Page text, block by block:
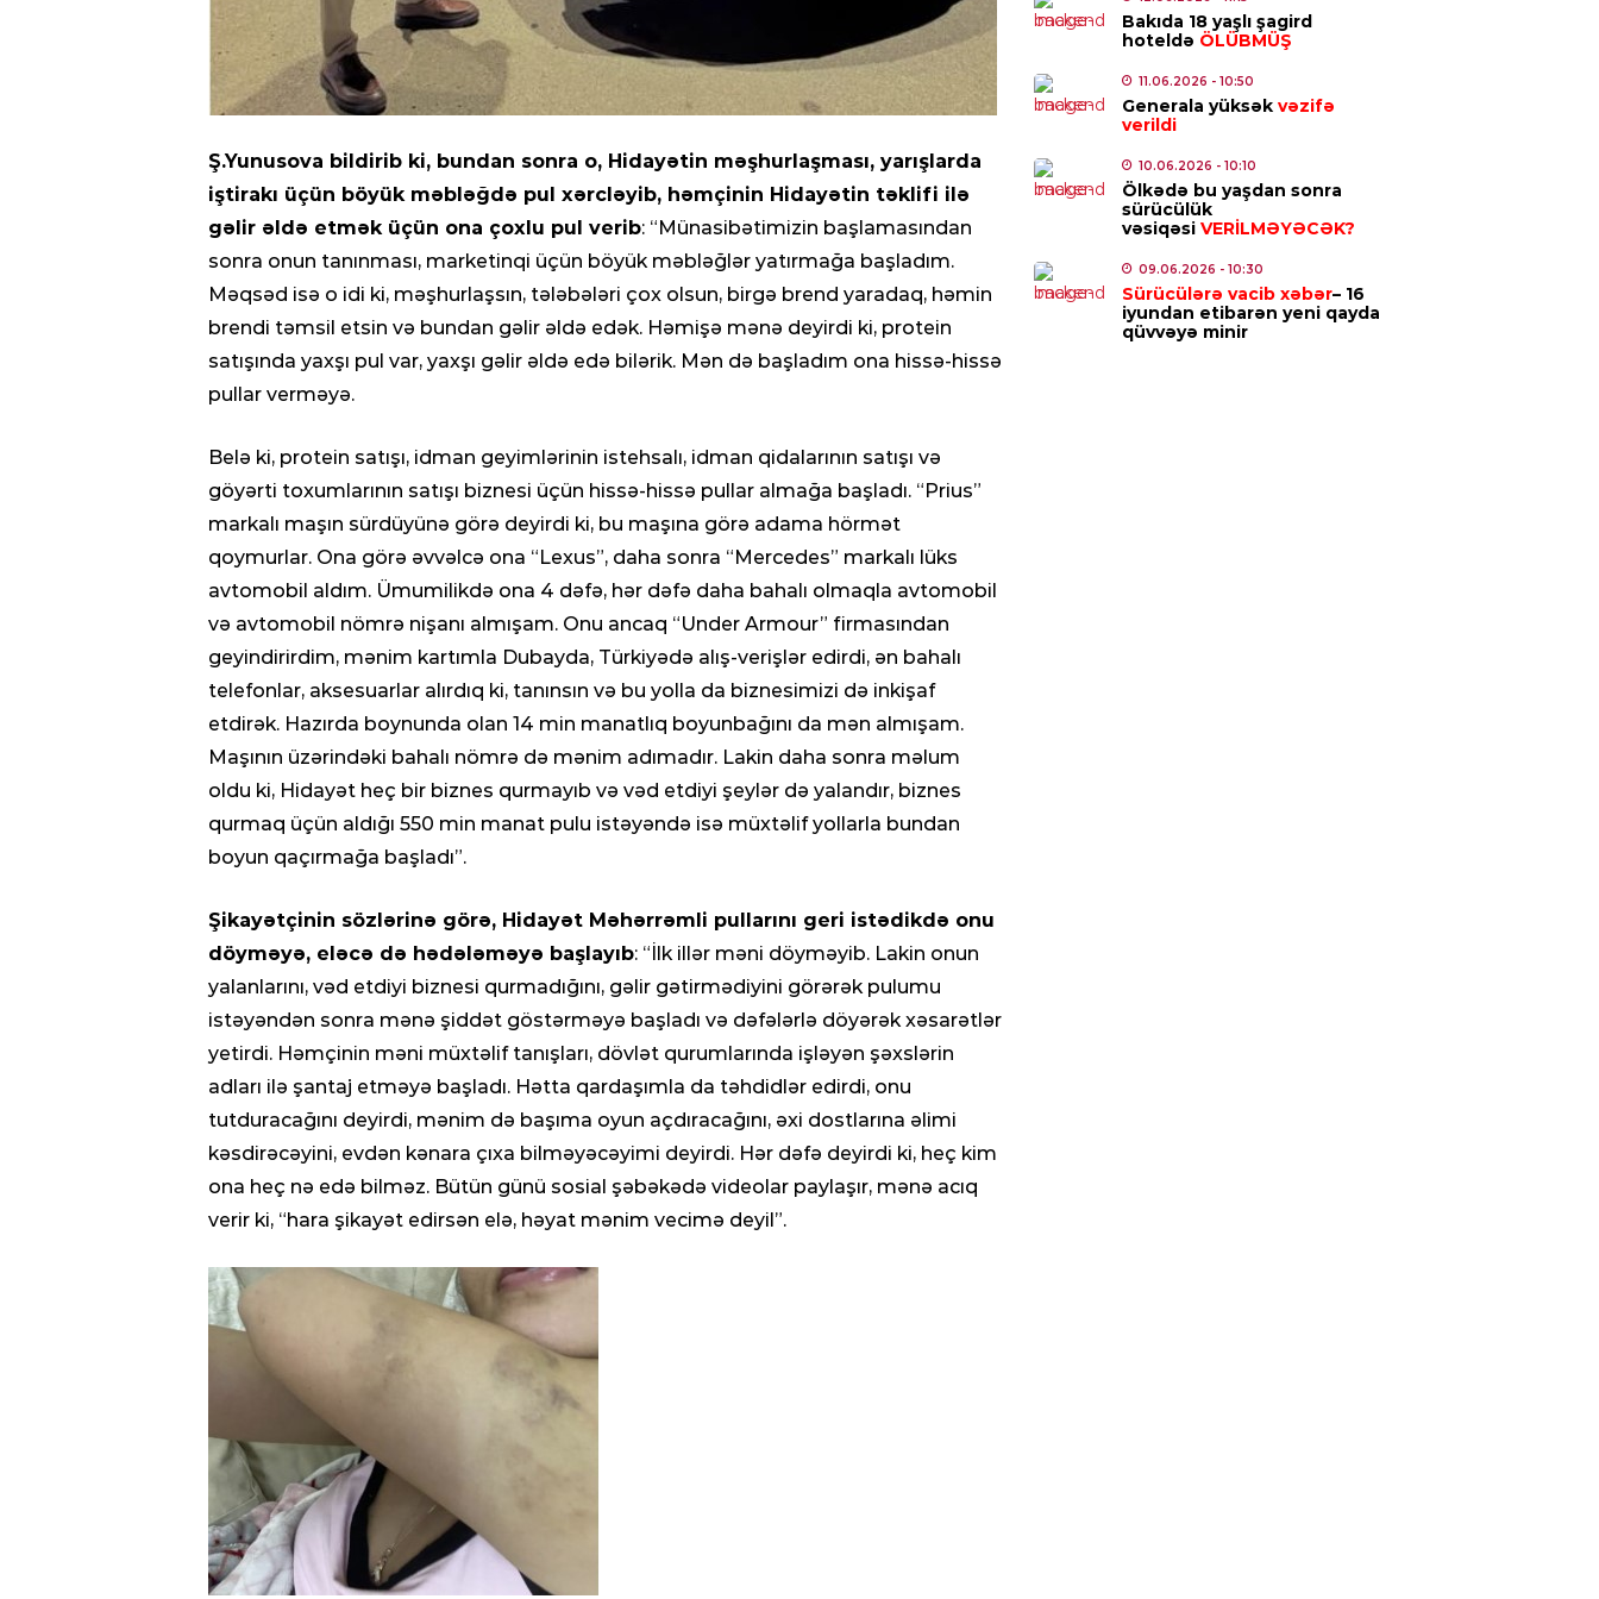
Ş.Yunusova bildirib ki, bundan sonra o, Hidayətin məşhurlaşması, yarışlarda
iştirakı üçün böyük məbləğdə pul xərcləyib, həmçinin Hidayətin təklifi ilə
gəlir əldə etmək üçün ona çoxlu pul verib: “Münasibətimizin başlamasından
sonra onun tanınması, marketinqi üçün böyük məbləğlər yatırmağa başladım.
Məqsəd isə o idi ki, məşhurlaşsın, tələbələri çox olsun, birgə brend yaradaq, həmin
brendi təmsil etsin və bundan gəlir əldə edək. Həmişə mənə deyirdi ki, protein
satışında yaxşı pul var, yaxşı gəlir əldə edə bilərik. Mən də başladım ona hissə-hissə
pullar verməyə.
Belə ki, protein satışı, idman geyimlərinin istehsalı, idman qidalarının satışı və
göyərti toxumlarının satışı biznesi üçün hissə-hissə pullar almağa başladı. “Prius”
markalı maşın sürdüyünə görə deyirdi ki, bu maşına görə adama hörmət
qoymurlar. Ona görə əvvəlcə ona “Lexus”, daha sonra “Mercedes” markalı lüks
avtomobil aldım. Ümumilikdə ona 4 dəfə, hər dəfə daha bahalı olmaqla avtomobil
və avtomobil nömrə nişanı almışam. Onu ancaq “Under Armour” firmasından
geyindirirdim, mənim kartımla Dubayda, Türkiyədə alış-verişlər edirdi, ən bahalı
telefonlar, aksesuarlar alırdıq ki, tanınsın və bu yolla da biznesimizi də inkişaf
etdirək. Hazırda boynunda olan 14 min manatlıq boyunbağını da mən almışam.
Maşının üzərindəki bahalı nömrə də mənim adımadır. Lakin daha sonra məlum
oldu ki, Hidayət heç bir biznes qurmayıb və vəd etdiyi şeylər də yalandır, biznes
qurmaq üçün aldığı 550 min manat pulu istəyəndə isə müxtəlif yollarla bundan
boyun qaçırmağa başladı”.
Şikayətçinin sözlərinə görə, Hidayət Məhərrəmli pullarını geri istədikdə onu
döyməyə, eləcə də hədələməyə başlayıb: “İlk illər məni döyməyib. Lakin onun
yalanlarını, vəd etdiyi biznesi qurmadığını, gəlir gətirmədiyini görərək pulumu
istəyəndən sonra mənə şiddət göstərməyə başladı və dəfələrlə döyərək xəsarətlər
yetirdi. Həmçinin məni müxtəlif tanışları, dövlət qurumlarında işləyən şəxslərin
adları ilə şantaj etməyə başladı. Hətta qardaşımla da təhdidlər edirdi, onu
tutduracağını deyirdi, mənim də başıma oyun açdıracağını, əxi dostlarına əlimi
kəsdirəcəyini, evdən kənara çıxa bilməyəcəyimi deyirdi. Hər dəfə deyirdi ki, heç kim
ona heç nə edə bilməz. Bütün günü sosial şəbəkədə videolar paylaşır, mənə acıq
verir ki, “hara şikayət edirsən elə, həyat mənim vecimə deyil”.
olundu – Qəzzada dəhşət
KRIMINAL
saxlanıldı
05.08.2026- 11:08
CƏMIYYƏT
DYP sürücülərə müraciət etdi
05.08.2026- 11:05
Bakıda 18 yaşlı şagird
hoteldə ÖLÜBMÜŞ
11.06.2026 - 10:50
Generala yüksək vəzifə
verildi
10.06.2026 - 10:10
Ölkədə bu yaşdan sonra
sürücülük
vəsiqəsi VERİLMƏYƏCƏK?
09.06.2026 - 10:30
Sürücülərə vacib xəbər– 16
iyundan etibarən yeni qayda
qüvvəyə minir